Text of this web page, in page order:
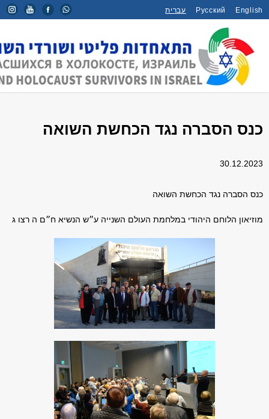
English
Русский עברית
דף הבית / כינוסים וטקסים / כנס הסברה נגד הכחשת השואה
כנס הסברה נגד הכחשת השואה
30.12.2023
כנס הסברה נגד הכחשת השואה
מוזיאון הלוחם היהודי במלחמת העולם השנייה ע״ש הנשיא ח״ם ה רצו ג